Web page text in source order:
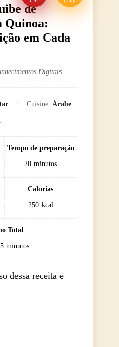
de
Quinoa:
em Cada
Digitais
Cuisine: Árabe
Tempo de preparação
20 minutos
Calorias
250 kcal
Total
5 minutos
dessa receita e